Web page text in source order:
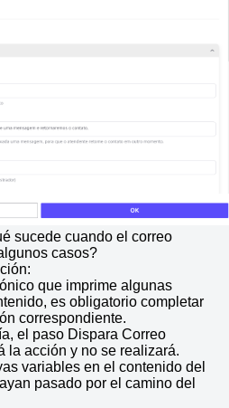
sucede cuando el correo
casos?
que imprime algunas
es obligatorio completar
correspondiente.
el paso Dispara Correo
la acción y no se realizará.
variables en el contenido del
pasado por el camino del